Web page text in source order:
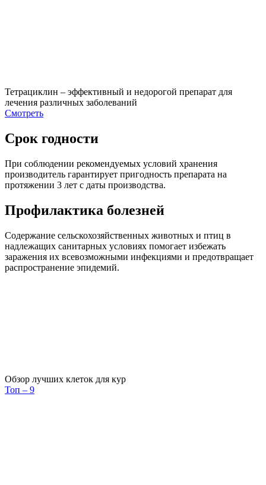
Тетрациклин – эффективный и недорогой препарат для
лечения различных заболеваний
Смотреть
Срок годности
При соблюдении рекомендуемых условий хранения
производитель гарантирует пригодность препарата на
протяжении 3 лет с даты производства.
Профилактика болезней
Содержание сельскохозяйственных животных и птиц в
надлежащих санитарных условиях помогает избежать
заражения их всевозможными инфекциями и предотвращает
распространение эпидемий.
Обзор лучших клеток для кур
Топ – 9